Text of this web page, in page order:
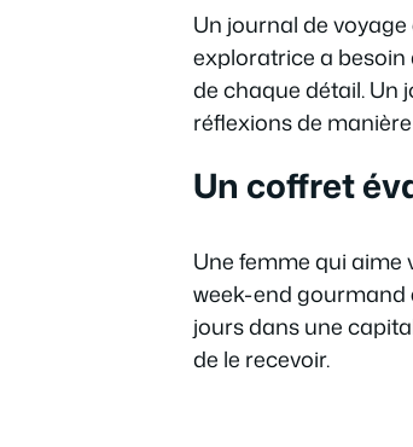
Un journal de
exploratrice a besoin
de chaque détail. Un
réflexions de
Un coffret
Une femme qui aime
week-end gourmand
jours dans une
de le recevoir.